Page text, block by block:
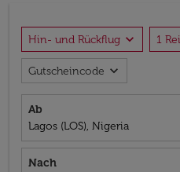
Hin- und Rückflug expand_more 1
Gutscheincode expand_more
Ab
Lagos (LOS), Nigeria
Nach